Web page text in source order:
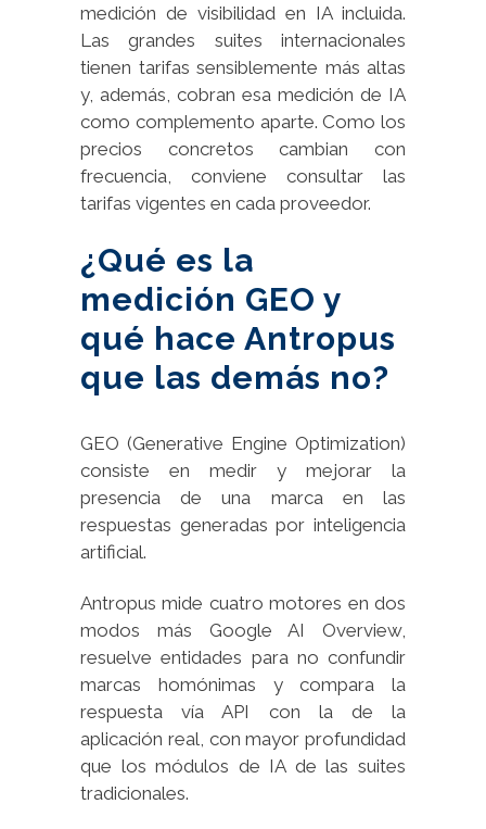
medición de visibilidad en IA incluida.
Las grandes suites internacionales
tienen tarifas sensiblemente más altas
y, además, cobran esa medición de IA
como complemento aparte. Como los
precios concretos cambian con
frecuencia, conviene consultar las
tarifas vigentes en cada proveedor.
¿Qué es la
medición GEO y
qué hace Antropus
que las demás no?
GEO (Generative Engine Optimization)
consiste en medir y mejorar la
presencia de una marca en las
respuestas generadas por inteligencia
artificial.
Antropus mide cuatro motores en dos
modos más Google AI Overview,
resuelve entidades para no confundir
marcas homónimas y compara la
respuesta vía API con la de la
aplicación real, con mayor profundidad
que los módulos de IA de las suites
tradicionales.